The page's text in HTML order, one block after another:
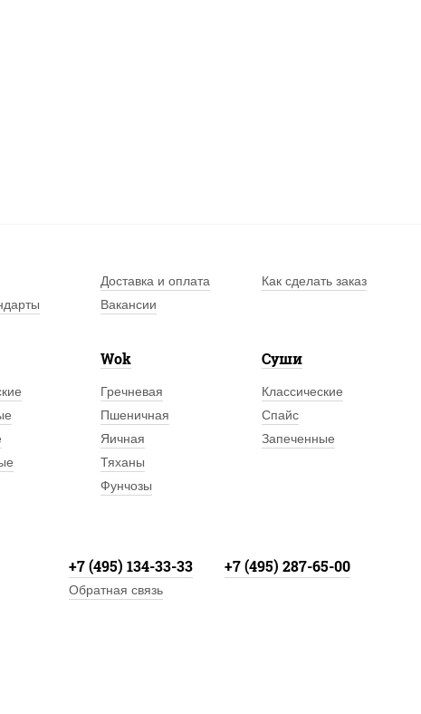
Доставка и оплата Как сделать заказ
Вакансии
Wok
Гречневая
Пшеничная
Яичная
Тяханы
Фунчозы
Суши
Классические
Спайс
Запеченные
+7 (495) 134-33-33 +7 (495) 287-65-00
Обратная связь